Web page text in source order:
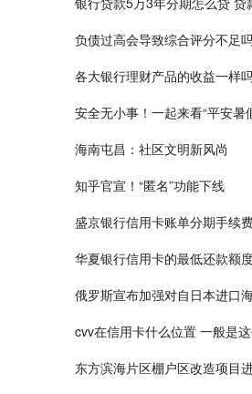
负债过高会导致综合评分不足
各大银行理财产品的收益一样
安全无小事！一起来看“平安暑
海南屯昌：社区文明新风尚
知乎官宣！“匿名”功能下线
盛京银行信用卡账单分期手续
华夏银行信用卡的最低还款额
俄罗斯宣布加强对自日本进口
cvv在信用卡什么位置 一般是
东方滨海片区棚户区改造项目